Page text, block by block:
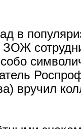
в
ЗОЖ
вручил